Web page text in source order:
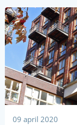
09 april 2020